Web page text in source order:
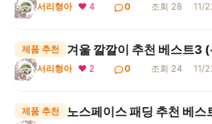
서리형아 ❤ 4 0 조회 28 11/
제품 추천 겨울 깔깔이 추천 베스트3
서리형아 ❤ 2 0 조회 24 11/
제품 추천 노스페이스 패딩 추천 베